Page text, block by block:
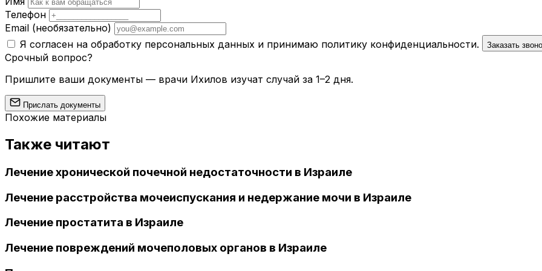
Телефон
Email (необязательно)
Я согласен на обработку персональных данных и принимаю политику конфиденциальности. Заказать
Срочный вопрос?
Пришлите ваши документы — врачи Ихилов изучат случай за 1–2 дня.
Прислать документы
Похожие материалы
Также читают
Лечение хронической почечной недостаточности в Израиле
Лечение расстройства мочеиспускания и недержание мочи в Израиле
Лечение простатита в Израиле
Лечение повреждений мочеполовых органов в Израиле